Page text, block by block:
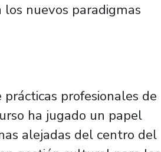
nuevos paradigmas
profesionales de
ha jugado un papel
alejadas del centro del